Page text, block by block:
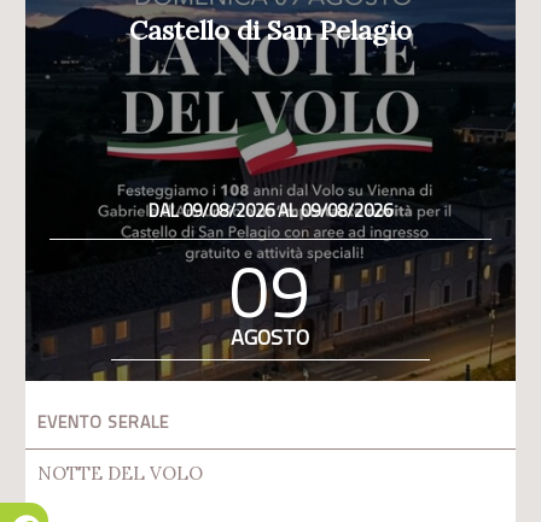
Castello di San Pelagio
DAL 09/08/2026 AL 09/08/2026
09
AGOSTO
EVENTO SERALE
NOTTE DEL VOLO